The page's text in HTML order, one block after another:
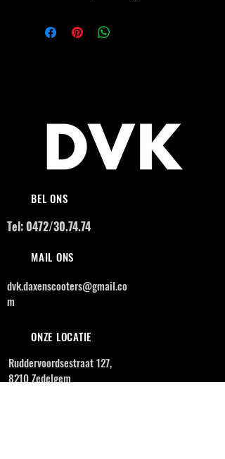
BEL ONS
Tel: 0472/30.74.74
MAIL ONS
dvk.daxenscooters@gmail.co
m
ONZE LOCATIE
Ruddervoordsestraat 127,
8210 Zedelgem